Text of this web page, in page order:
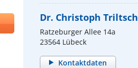
Dr. Christoph Triltsch
Ratzeburger Allee 14a
23564 Lübeck
Kontaktdaten